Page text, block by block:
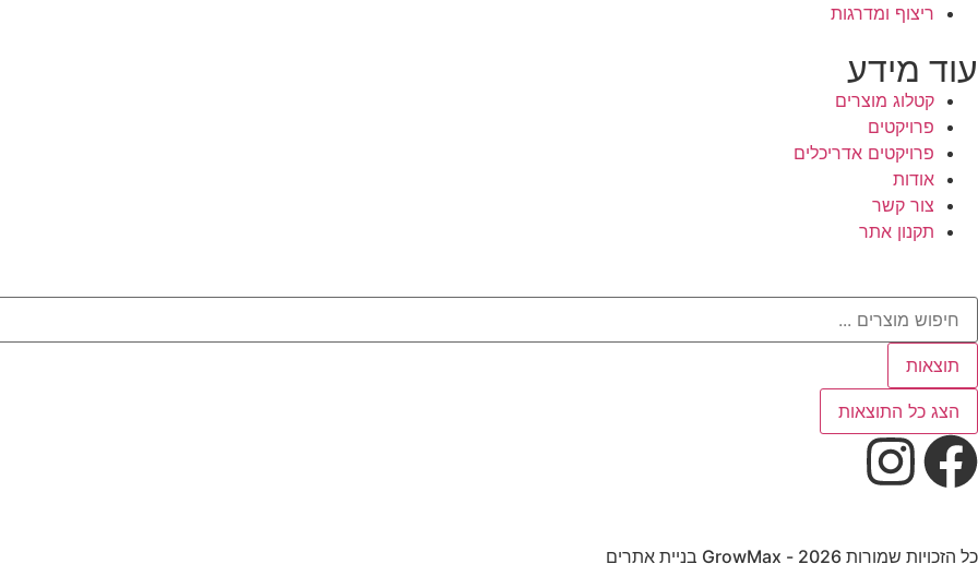
ריצוף ומדרגות
עוד מידע
קטלוג מוצרים
פרויקטים
פרויקטים אדריכלים
אודות
צור קשר
תקנון אתר
תוצאות
הצג כל התוצאות
כל הזכויות שמורות 2026 - GrowMax בניית אתרים